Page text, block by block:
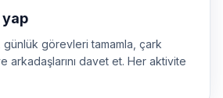
yap
günlük görevleri tamamla, çark
arkadaşlarını davet et. Her aktivite